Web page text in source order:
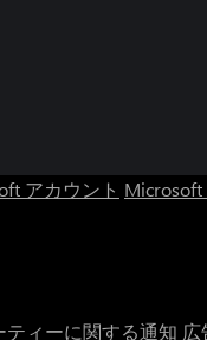
アカウント Microsoft
ティーに関する通知 広